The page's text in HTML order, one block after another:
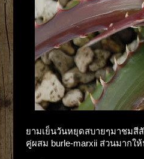
ยามเย็นวันหยุดสบายๆมาชมสี
คู่ผสม burle-marxii ส่วนมาก